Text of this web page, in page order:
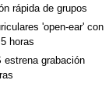
rápida de grupos
'open-ear' con
horas
estrena grabación